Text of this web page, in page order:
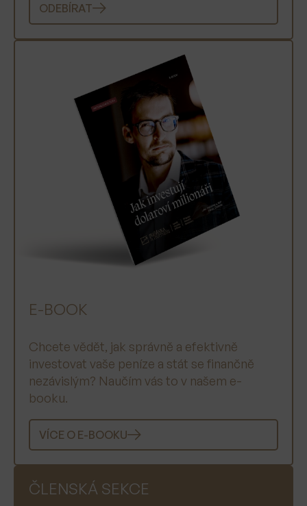
ODEBÍRAT
E-BOOK
Chcete vědět, jak správně a efektivně
investovat vaše peníze a stát se finančně
nezávislým? Naučím vás to v našem e-
booku.
VÍCE O E-BOOKU
ČLENSKÁ SEKCE